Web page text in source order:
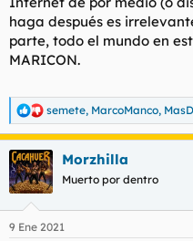
haga después es
parte, todo el mundo en
MARICON.
R
e
a
c
c
i
e
semete, MarcoManco,
Morzhilla
Muerto por dentro
9 Ene 2021